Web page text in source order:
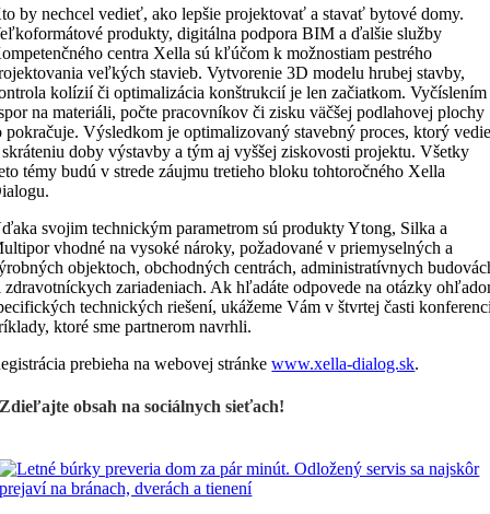
by nechcel vedieť, ako lepšie projektovať a stavať bytové domy.
produkty, digitálna podpora BIM a ďalšie služby
centra Xella sú kľúčom k možnostiam pestrého
veľkých stavieb. Vytvorenie 3D modelu hrubej stavby,
kolízií či optimalizácia konštrukcií je len začiatkom. Vyčíslením
na materiáli, počte pracovníkov či zisku väčšej podlahovej plochy
pokračuje. Výsledkom je optimalizovaný stavebný proces, ktorý
doby výstavby a tým aj vyššej ziskovosti projektu. Všetky
témy budú v strede záujmu tretieho bloku tohtoročného Xella
svojim technickým parametrom sú produkty Ytong, Silka a
vhodné na vysoké nároky, požadované v priemyselných a
objektoch, obchodných centrách, administratívnych
zdravotníckych zariadeniach. Ak hľadáte odpovede na otázky
technických riešení, ukážeme Vám v štvrtej časti
ktoré sme partnerom navrhli.
prebieha na webovej stránkewww.xella-dialog.sk.
Zdieľajte obsah na sociálnych sieťach!